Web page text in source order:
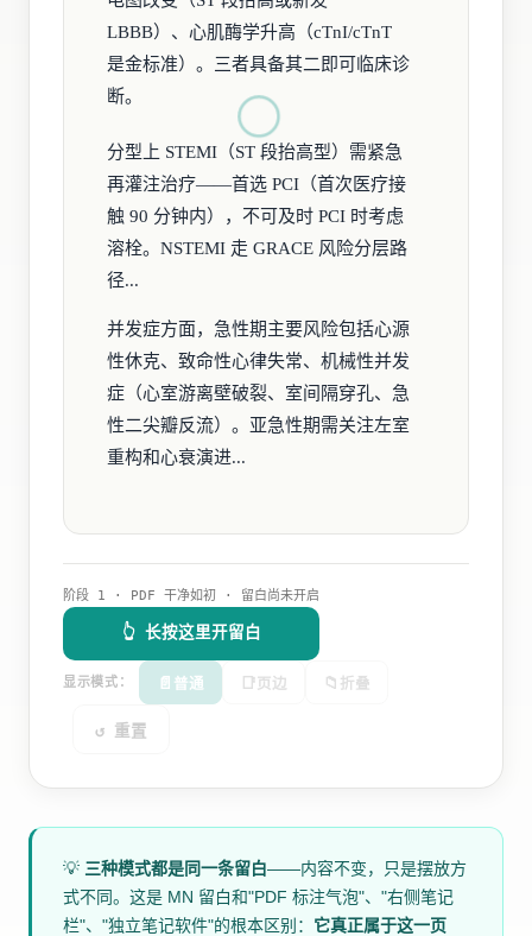
LBBB）、心肌酶学升高（cTnI/cTnT
是金标准）。三者具备其二即可临床诊
断。
分型上 STEMI（ST 段抬高型）需紧急
再灌注治疗——首选 PCI（首次医疗接
触 90 分钟内），不可及时 PCI 时考虑
溶栓。NSTEMI 走 GRACE 风险分层路
径...
并发症方面，急性期主要风险包括心源
性休克、致命性心律失常、机械性并发
症（心室游离壁破裂、室间隔穿孔、急
性二尖瓣反流）。亚急性期需关注左室
重构和心衰演进...
阶段 1 · PDF 干净如初 · 留白尚未开启
👆 长按这里开留白
显示模式： 📄 普通 📑页边 📁 折叠
↺ 重置
💡 三种模式都是同一条留白——内容不变，只是摆放方
式不同。这是 MN 留白和"PDF 标注气泡"、"右侧笔记
栏"、"独立笔记软件"的根本区别： 它真正属于这一页